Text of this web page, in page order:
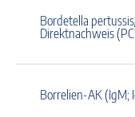
Bordetella
Direktnachweis
Borrelien-AK (IgM;